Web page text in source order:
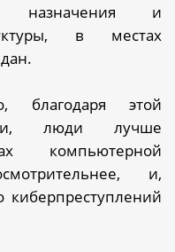
назначения и
в местах
благодаря этой
люди лучше
компьютерной
и,
киберпреступлений